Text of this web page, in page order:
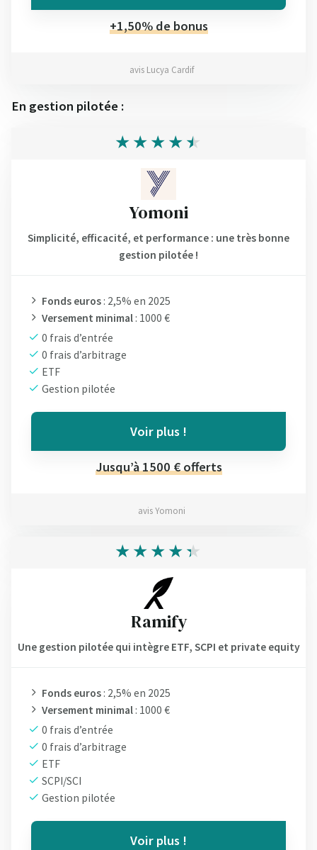
+1,50% de bonus
avis Lucya Cardif
En gestion pilotée :
Yomoni
Simplicité, efficacité, et performance : une très bonne
gestion pilotée !
Fonds euros : 2,5% en 2025
Versement minimal : 1000 €
0 frais d’entrée
0 frais d’arbitrage
ETF
Gestion pilotée
Voir plus !
Jusqu’à 1500 € offerts
avis Yomoni
Ramify
Une gestion pilotée qui intègre ETF, SCPI et private equity
Fonds euros : 2,5% en 2025
Versement minimal : 1000 €
0 frais d’entrée
0 frais d’arbitrage
ETF
SCPI/SCI
Gestion pilotée
Voir plus !